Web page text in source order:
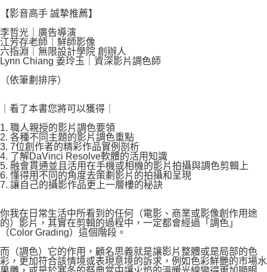
【影音高手 誠摯推薦】
李哲光｜廣告導演
江芳存老師｜鮮師影像
六指淵｜無限設計學院 創辦人
Lynn Chiang 姜玲玉｜資深影片調色師
（依筆劃排序）
｜看了本書您將可以獲得｜
1. 職人親授的影片調色要領
2. 各種不同主題的影片調色重點
3. 7位創作者的精彩作品實例剖析
4. 了解DaVinci Resolve軟體的活用知識
5. 融會貫通並且活用在手機或相機的影片拍攝與調色剪輯上
6. 懂得用不同的角度去策劃影片的拍攝和呈現
7. 讓自己的攝影作品更上一層樓的秘訣
你我在日常生活中所看到的任何（電影、商業或影像創作用途
的）影片，其實在剪輯的過程中，一定都會經過「調色」
（Color Grading）這個階段。
而（調色）它的作用，顧名思義就是讓影片整體或是局部的色
彩，更加符合該情境或表現意境的訴求，例如色彩鮮艷的市場水